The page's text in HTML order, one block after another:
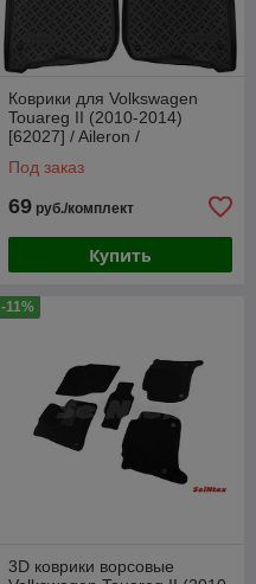
Коврики для Volkswagen
Touareg II (2010-2014)
[62027] / Aileron /
Под заказ
69 руб./комплект
Купить
-11%
3D коврики ворсовые